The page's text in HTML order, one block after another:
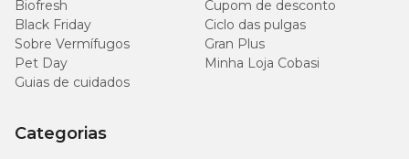
Biofresh
Cupom de desconto
Black Friday
Ciclo das pulgas
Sobre Vermífugos
Gran Plus
Pet Day
Minha Loja Cobasi
Guias de cuidados
Categorias